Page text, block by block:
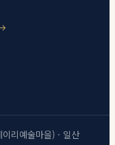
이리예술마을) · 일산